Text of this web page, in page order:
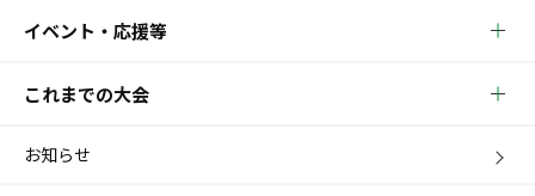
イベント・応援等
これまでの大会
お知らせ